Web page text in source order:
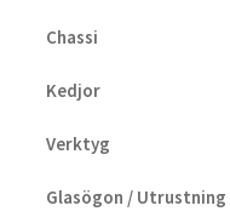
Chassi
Kedjor
Verktyg
Glasögon / Utrustning